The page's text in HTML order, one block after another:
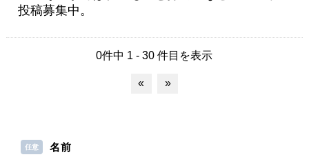
投稿募集中。
0件中 1 - 30 件目を表示
« »
任意 名前